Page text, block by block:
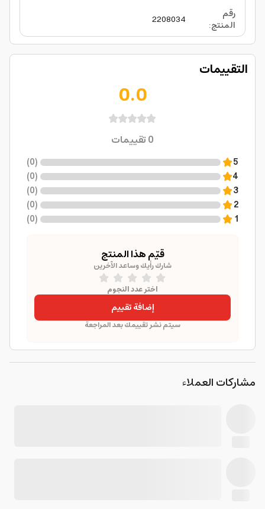
رقم
المنتج:
2208034
التقييمات
0.0
0تقييمات
5
(
0
)
4
(
0
)
3
(
0
)
2
(
0
)
1
(
0
)
قيّم هذا المنتج
شارك رأيك وساعد الآخرين
اختر عدد النجوم
إضافة تقييم
سيتم نشر تقييمك بعد المراجعة
مشاركات العملاء